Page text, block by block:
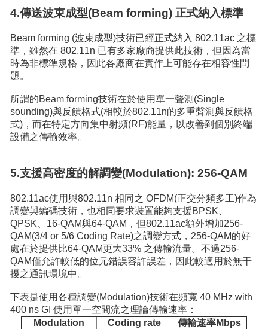
4.傳送波束成型(Beam forming) 正式納入標準
Beam forming (波束成型)技術已經正式納入 802.11ac 之標
準，雖然在 802.11n 已有多家廠商提供此技術，但因為當
時為非標準規格，因此各廠商在實作上可能存在相容性問
題。
所謂的Beam forming技術在於使用單一聲測(Single
sounding)與反饋格式(相較於802.11n的多重聲測與反饋格
式)，而在特定方向集中射頻(RF)能量，以改善到個別終端
設備之傳輸效率。
5.支援高密度的解調變(Modulation): 256-QAM
802.11ac使用與802.11n 相同之 OFDM(正交分頻多工)作為
調變與編碼技術，也相同要求裝置能夠支援BPSK、
QPSK、16-QAM與64-QAM，但802.11ac額外增加256-
QAM(3/4 or 5/6 Coding Rate)之調變方式，256-QAM的好
處在於提供比64-QAM更大33% 之傳輸流量。不過256-
QAM僅允許較低的位元錯誤容許誤差，因此較適用於無干
擾之通訊環境中。
下表是使用各種調變(Modulation)技術在頻寬 40 MHz with
400 ns GI 使用單一空間流之理論傳輸速率：
Modulation
Coding rate
傳輸速率Mbps